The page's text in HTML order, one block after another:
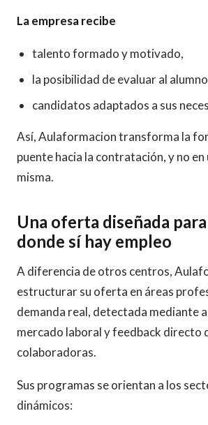
La empresa recibe
talento formado y motivado,
la posibilidad de evaluar al
candidatos adaptados a sus
Así, Aulaformacion transforma la
puente hacia la contratación, y no en
misma.
Una oferta diseñada
donde sí hay empleo
A diferencia de otros centros,
estructurar su oferta en áreas
demanda real, detectada mediante
mercado laboral y feedback directo
colaboradoras.
Sus programas se orientan a los
dinámicos: